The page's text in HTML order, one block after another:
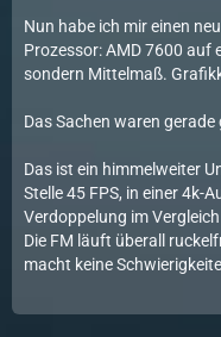
Nun habe ich mir einen
Prozessor: AMD 7600 auf
sondern Mittelmaß.
Das Sachen waren gerade
Das ist ein himmelweiter
Stelle 45 FPS, in einer 4k-
Verdoppelung im
Die FM läuft überall
macht keine